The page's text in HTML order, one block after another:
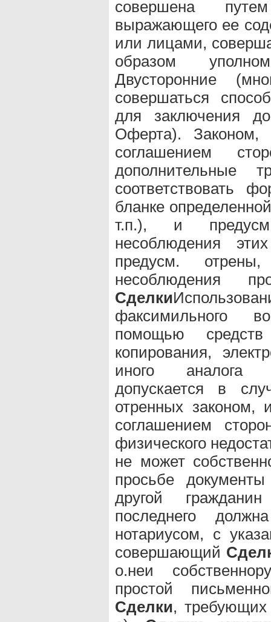
совершена
выражающего ее
или лицами,
образом
Двусторонние
совершаться
для заключения
Оферта).
соглашением
дополнительные
соответствовать
бланке
т.п.), и предусм.
несоблюдения
предусм. отрены,
несоблюдения
Сделки
факсимильного
помощью
копирования,
иного аналога
допускается в
отренных
соглашением
физического
не может
просьбе
другой
последнего
нотариусом, с
совершающий
о.неи
простой
Сделки, требующих